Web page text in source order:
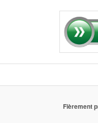
Fièrement